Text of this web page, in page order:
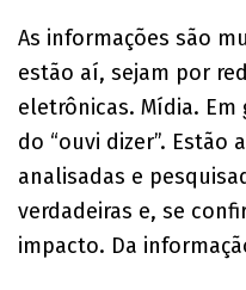
As informações são
estão aí, sejam por
eletrônicas. Mídia.
do “ouvi dizer”. Estão
analisadas e
verdadeiras e, se
impacto. Da